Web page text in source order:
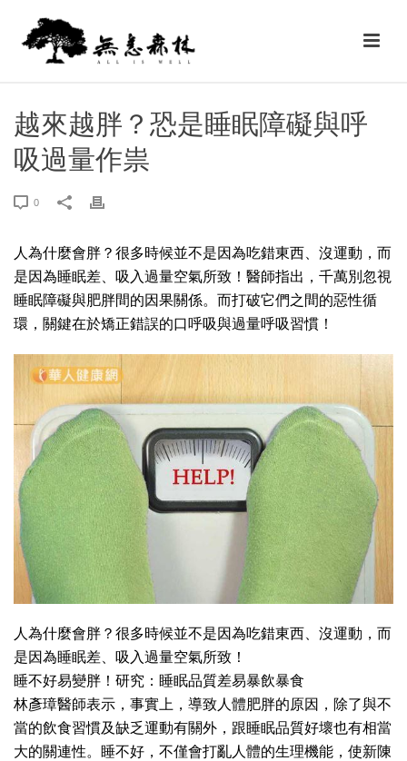
越來越胖？恐是睡眠障礙與呼
吸過量作祟
0
人為什麼會胖？很多時候並不是因為吃錯東西、沒運動，而
是因為睡眠差、吸入過量空氣所致！醫師指出，千萬別忽視
睡眠障礙與肥胖間的因果關係。而打破它們之間的惡性循
環，關鍵在於矯正錯誤的口呼吸與過量呼吸習慣！
人為什麼會胖？很多時候並不是因為吃錯東西、沒運動，而
是因為睡眠差、吸入過量空氣所致！
睡不好易變胖！研究：睡眠品質差易暴飲暴食
林彥璋醫師表示，事實上，導致人體肥胖的原因，除了與不
當的飲食習慣及缺乏運動有關外，跟睡眠品質好壞也有相當
大的關連性。睡不好，不僅會打亂人體的生理機能，使新陳